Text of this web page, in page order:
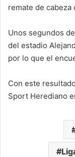
remate de cabeza
Unos segundos
del estadio
por lo que el
Con este
Sport Herediano